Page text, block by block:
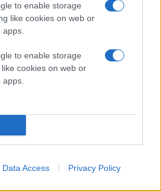
to enable storage
like cookies on web or
to enable storage
cookies on web or
Data Access Privacy Policy